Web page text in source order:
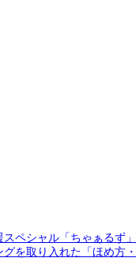
スペシャル「ちゃぁるず
グを取り入れた「ほめ方